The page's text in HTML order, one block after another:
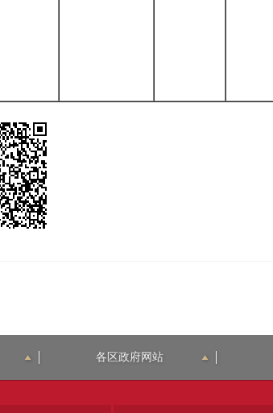
各区政府网站